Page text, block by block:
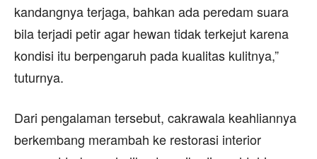
kandangnya terjaga, bahkan ada peredam suara
bila terjadi petir agar hewan tidak terkejut karena
kondisi itu berpengaruh pada kualitas kulitnya,”
tuturnya.
Dari pengalaman tersebut, cakrawala keahliannya
berkembang merambah ke restorasi interior